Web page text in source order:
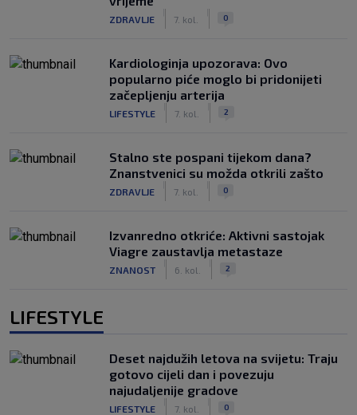
ZDRAVLJE 7. kol. 0
Kardiologinja upozorava: Ovo
popularno piće moglo bi pridonijeti
začepljenju arterija
LIFESTYLE 7. kol. 2
Stalno ste pospani tijekom dana?
Znanstvenici su možda otkrili zašto
ZDRAVLJE 7. kol. 0
Izvanredno otkriće: Aktivni sastojak
Viagre zaustavlja metastaze
ZNANOST 6. kol. 2
LIFESTYLE
Deset najdužih letova na svijetu: Traju
gotovo cijeli dan i povezuju
najudaljenije gradove
LIFESTYLE 7. kol. 0